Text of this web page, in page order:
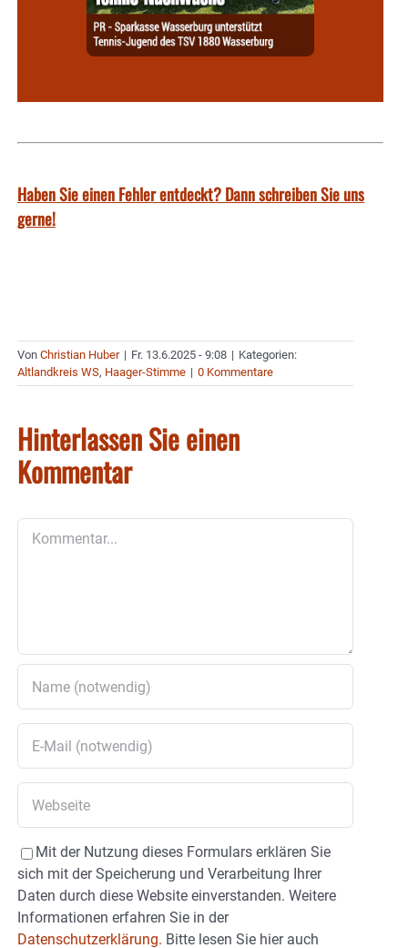
Haben Sie einen Fehler entdeckt? Dann schreiben Sie uns
gerne!
Von Christian Huber | Fr. 13.6.2025 - 9:08 | Kategorien:
Altlandkreis WS, Haager-Stimme | 0 Kommentare
Hinterlassen Sie einen
Kommentar
Mit der Nutzung dieses Formulars erklären Sie
sich mit der Speicherung und Verarbeitung Ihrer
Daten durch diese Website einverstanden. Weitere
Informationen erfahren Sie in der
Datenschutzerklärung. Bitte lesen Sie hier auch